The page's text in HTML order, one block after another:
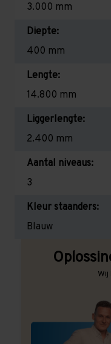
3.000 mm
Diepte:
400 mm
Lengte:
14.800 mm
Liggerlengte:
2.400 mm
Aantal niveaus:
3
Kleur staanders:
Blauw
Wij